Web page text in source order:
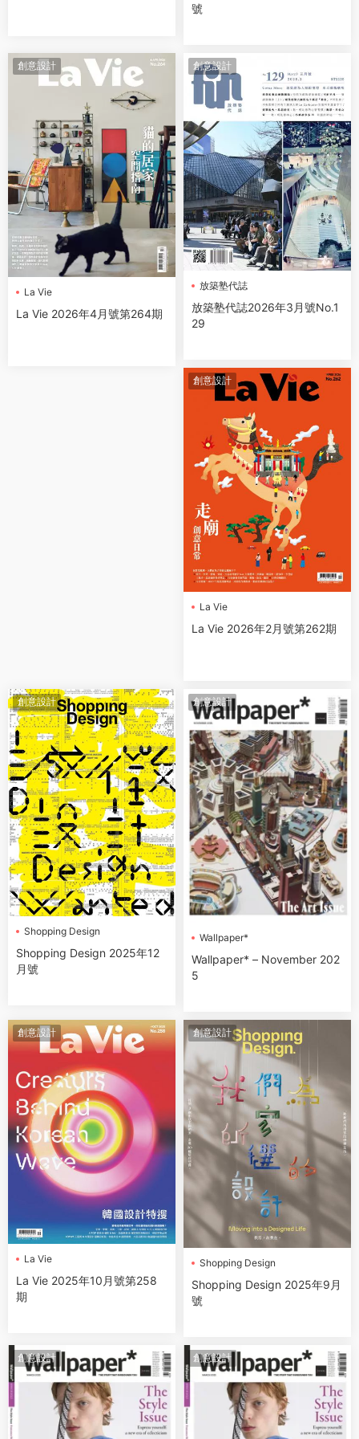
號
創意設計
La Vie
La Vie 2026年4月號第264期
創意設計
放築塾代誌
放築塾代誌2026年3月號No.1
29
創意設計
La Vie
La Vie 2026年2月號第262期
創意設計
Shopping Design
Shopping Design 2025年12
月號
創意設計
Wallpaper*
Wallpaper* – November 202
5
創意設計
La Vie
La Vie 2025年10月號第258
期
創意設計
Shopping Design
Shopping Design 2025年9月
號
創意設計 創意設計